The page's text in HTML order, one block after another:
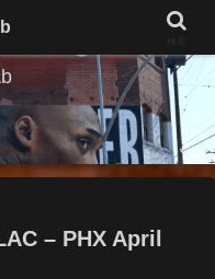
– PHX April